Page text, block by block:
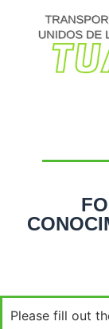
Please fill out